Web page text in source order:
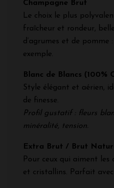
Champagne Brut
Le choix le plus
fraîcheur et rondeur,
d’agrumes et de
exemple.
Blanc de Blancs (100%
Style élégant et aérien,
de finesse.
Profil gustatif : fleurs
minéralité, tension.
Extra Brut / Brut
Pour ceux qui aiment les
et cristallins. Parfait avec